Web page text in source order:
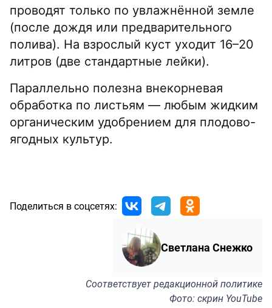
проводят только по увлажнённой земле
(после дождя или предварительного
полива). На взрослый куст уходит 16–20
литров (две стандартные лейки).
Параллельно полезна внекорневая
обработка по листьям — любым жидким
органическим удобрением для плодово-
ягодных культур.
Поделиться в соцсетях:
Светлана Снежко
Соответствуетредакционной политике
Фото: скрин YouTube